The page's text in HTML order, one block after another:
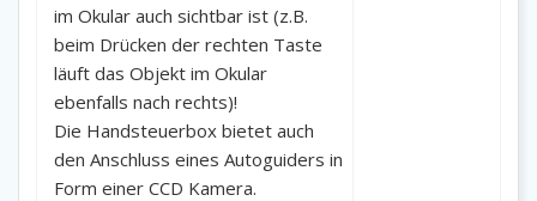
im Okular auch sichtbar ist (z.B.
beim Drücken der rechten Taste
läuft das Objekt im Okular
ebenfalls nach rechts)!
Die Handsteuerbox bietet auch
den Anschluss eines Autoguiders in
Form einer CCD Kamera.